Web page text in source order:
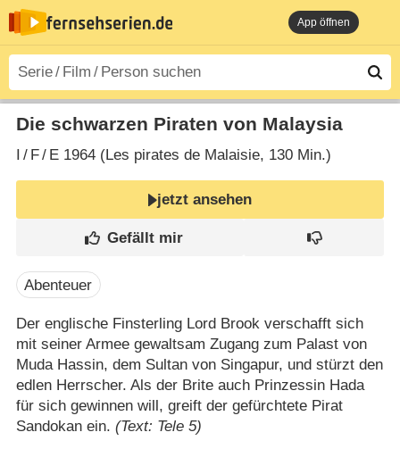
App öffnen
Die schwarzen Piraten von Malaysia
/ F/ E1964 (Les pirates de Malaisie‎, 130 Min.)
jetzt ansehen
Abenteuer
Der englische Finsterling Lord Brook verschafft sich
mit seiner Armee gewaltsam Zugang zum Palast von
Muda Hassin, dem Sultan von Singapur, und stürzt den
edlen Herrscher. Als der Brite auch Prinzessin Hada
für sich gewinnen will, greift der gefürchtete Pirat
Sandokan ein. (Text: Tele 5)